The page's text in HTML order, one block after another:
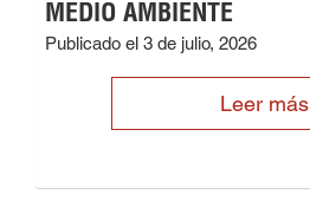
MEDIO AMBIENTE
Publicado el 3 de julio, 2026
Leer más